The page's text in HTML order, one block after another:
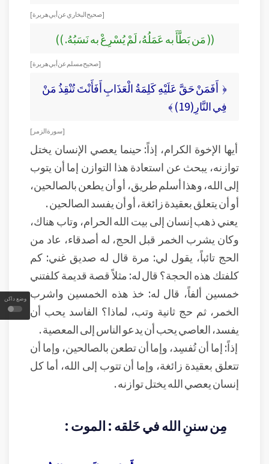
وضع داكن
[ صحيح البخاري عن أبي هريرة ]
(( مَن بَطَّأَ به عَمَلُهُ، لَمْ يُسْرِعْ به نَسَبُهُ. ))
[ صحيح مسلم عن أبي هريرة ]
﴿ أَفَمَنْ حَقَّ عَلَيْهِ كَلِمَةُ الْعَذَابِ أَفَأَنْتَ تُنْقِذُ مَنْ
فِي النَّارِ(19) ﴾
[ سورة الزمر ]
أيها الإخوة الكرام، إذاً: حينما يعصي الإنسان يختل
توازنه، يبحث عن استعادة هذا التوازن إما أن يتوب
إلى الله، وهذا أسلم طريق، أو أن يطعن بالصالحين،
أو أن يتعلق بعقيدة زائغة، أو أن يفسد الصالحين .
يعني ذهب إنسان إلى بيت الله الحرام، وتاب هناك،
وكان يشرب الخمر قبل الحج، له أصدقاء، عاد من
الحج تائباً، يقول لي: مرة قال له صديق غني: كم
كلفتك هذه الحجة؟ قال له: مثلاً قصة قديمة كلفتني
خمسين ألفاً، قال له: خذ هذه الخمسين واشرب
الخمر، ثم حج ثانية وتب، لماذا؟ الفاسد يحب أن
يفسد، العاصي يحب أن يدعو الناس إلى المعصية .
إذاً: إما أن تُفسِد، وإما أن تطعن بالصالحين، وإما أن
تتعلق بعقيدة زائغة، وإما أن تتوب إلى الله، أما كل
إنسان يعصي الله يختل توازنه .
مِن سننِ الله في خَلقه : الموت :